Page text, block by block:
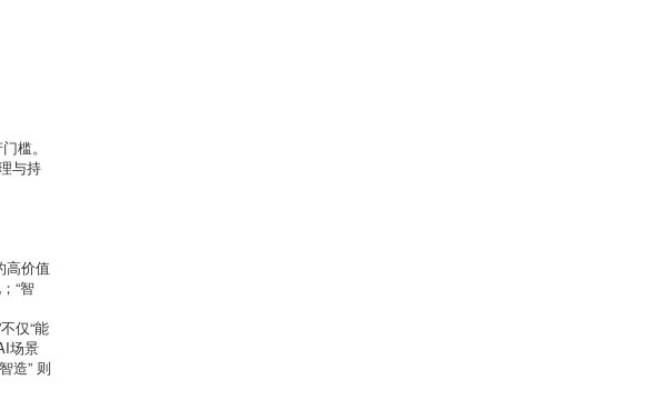
槛。
与持
高价值
“智
仅“能
场景
造” 则